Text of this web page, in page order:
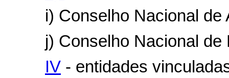
i) Conselho Nacional de
j) Conselho Nacional
IV - entidades